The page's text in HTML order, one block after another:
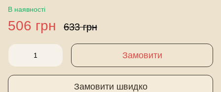
В наявності
506 грн 633 грн
Замовити
Замовити швидко